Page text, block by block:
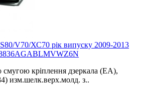
V70/ХС70 рік випуску 2009-2013
8836AGABLMVWZ6N
смугою кріплення дзеркала (EA),
изм.шелк.верх.молд. з..